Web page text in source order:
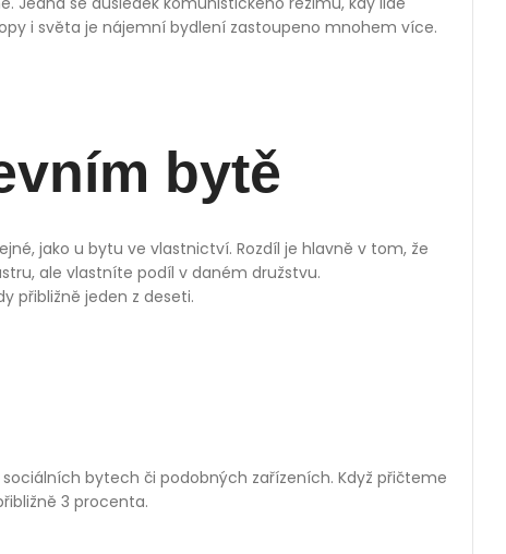
i světa je nájemní bydlení zastoupeno mnohem více.
bytě
jako u bytu ve vlastnictví. Rozdíl je hlavně v tom, že
ale vlastníte podíl v daném družstvu.
přibližně jeden z deseti.
bytech či podobných zařízeních. Když přičteme
3 procenta.